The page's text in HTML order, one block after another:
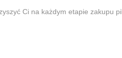
Ci na każdym etapie zakupu